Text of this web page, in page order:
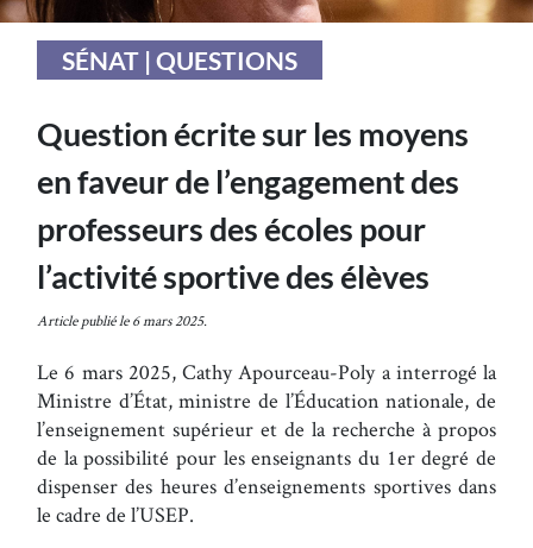
SÉNAT | QUESTIONS
Question écrite sur les moyens
en faveur de l’engagement des
professeurs des écoles pour
l’activité sportive des élèves
Article publié le 6 mars 2025.
Le 6 mars 2025, Cathy Apourceau-Poly a interrogé la
Ministre d’État, ministre de l’Éducation nationale, de
l’enseignement supérieur et de la recherche à propos
de la possibilité pour les enseignants du 1er degré de
dispenser des heures d’enseignements sportives dans
le cadre de l’USEP.